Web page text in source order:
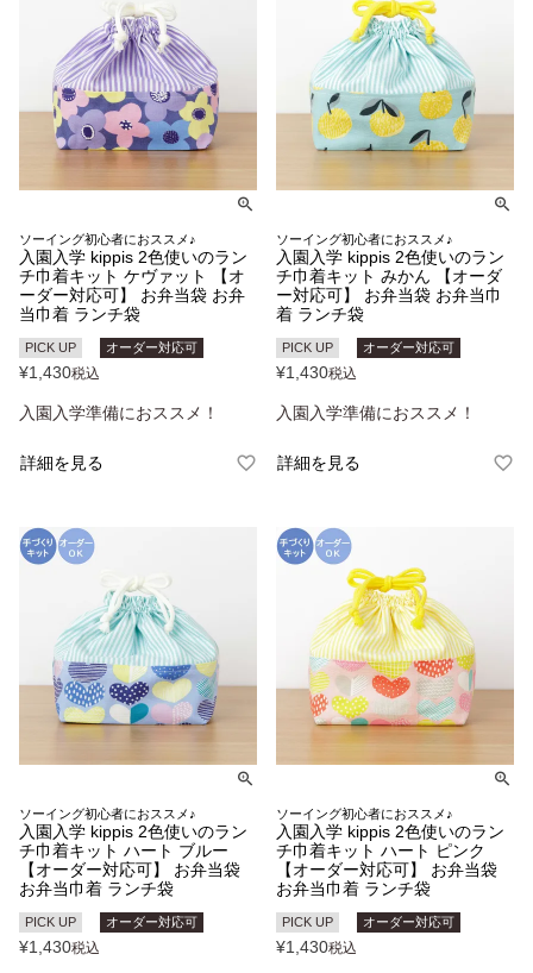
ソーイング初心者におススメ♪
入園入学 kippis 2色使いのラン
チ巾着キット ケヴァット 【オ
ーダー対応可】 お弁当袋 お弁
当巾着 ランチ袋
PICK UP オーダー対応可
¥1,430税込
入園入学準備におススメ！
詳細を見る
ソーイング初心者におススメ♪
入園入学 kippis 2色使いのラン
チ巾着キット みかん 【オーダ
ー対応可】 お弁当袋 お弁当巾
着 ランチ袋
PICK UP オーダー対応可
¥1,430税込
入園入学準備におススメ！
詳細を見る
ソーイング初心者におススメ♪
入園入学 kippis 2色使いのラン
チ巾着キット ハート ブルー
【オーダー対応可】 お弁当袋
お弁当巾着 ランチ袋
PICK UP オーダー対応可
¥1,430税込
ソーイング初心者におススメ♪
入園入学 kippis 2色使いのラン
チ巾着キット ハート ピンク
【オーダー対応可】 お弁当袋
お弁当巾着 ランチ袋
PICK UP オーダー対応可
¥1,430税込